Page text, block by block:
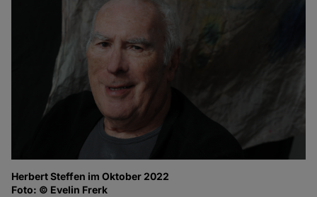
Herbert Steffen im Oktober 2022
Foto: © Evelin Frerk